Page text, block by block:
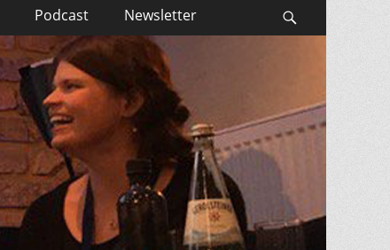
Podcast Newsletter